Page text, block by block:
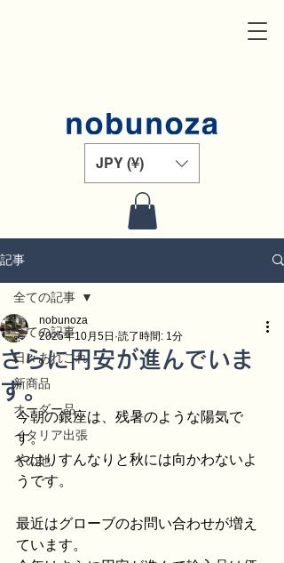
JPY (¥)
記事
全ての記事
日々あれこれ
新商品
オーダー品
イタリア出張
その他
全ての記事
さらに円安が進んでいま
す。
nobunoza
2025年10月5日 読了時間: 1分
今朝の銀座は、残暑のような陽気で
す。
やはりすんなりと秋には向かわないよ
うです。
最近はグローブのお問い合わせが増え
ています。